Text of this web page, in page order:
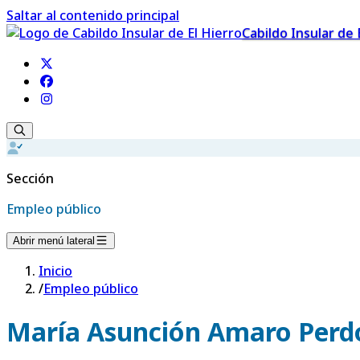
Saltar al contenido principal
Cabildo Insular de
Sección
Empleo público
Abrir menú lateral
Inicio
/Empleo público
María Asunción Amaro